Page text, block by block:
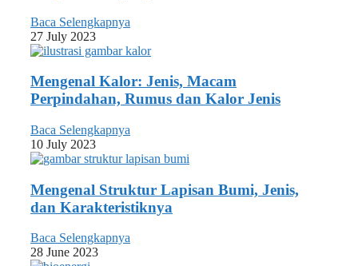
Baca Selengkapnya
27 July 2023
Mengenal Kalor: Jenis, Macam
Perpindahan, Rumus dan Kalor Jenis
Baca Selengkapnya
10 July 2023
Mengenal Struktur Lapisan Bumi, Jenis,
dan Karakteristiknya
Baca Selengkapnya
28 June 2023